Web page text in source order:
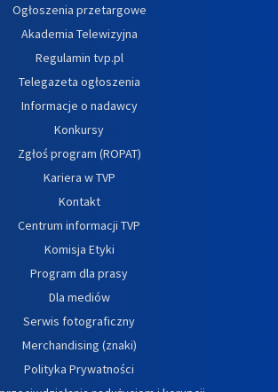
Ogłoszenia przetargowe
Akademia Telewizyjna
Regulamin tvp.pl
Telegazeta ogłoszenia
Informacje o nadawcy
Konkursy
Zgłoś program (ROPAT)
Kariera w TVP
Kontakt
Centrum informacji TVP
Komisja Etyki
Program dla prasy
Dla mediów
Serwis fotograficzny
Merchandising (znaki)
Polityka Prywatności